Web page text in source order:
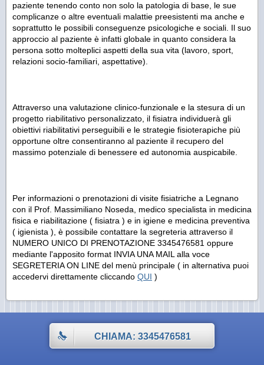
paziente tenendo conto non solo la patologia di base, le sue
complicanze o altre eventuali malattie preesistenti ma anche e
soprattutto le possibili conseguenze psicologiche e sociali. Il suo
approccio al paziente è infatti globale in quanto considera la
persona sotto molteplici aspetti della sua vita (lavoro, sport,
relazioni socio-familiari, aspettative).
Attraverso una valutazione clinico-funzionale e la stesura di un
progetto riabilitativo personalizzato, il fisiatra individuerà gli
obiettivi riabilitativi perseguibili e le strategie fisioterapiche più
opportune oltre consentiranno al paziente il recupero del
massimo potenziale di benessere ed autonomia auspicabile.
Per informazioni o prenotazioni di visite fisiatriche a Legnano
con il Prof. Massimiliano Noseda, medico specialista in medicina
fisica e riabilitazione ( fisiatra ) e in igiene e medicina preventiva
( igienista ), è possibile contattare la segreteria attraverso il
NUMERO UNICO DI PRENOTAZIONE 3345476581 oppure
mediante l'apposito format INVIA UNA MAIL alla voce
SEGRETERIA ON LINE del menù principale ( in alternativa puoi
accedervi direttamente cliccando QUI )
CHIAMA: 3345476581